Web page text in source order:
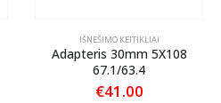
IŠNEŠIMO KEITIKLIAI
Adapteris 30mm 5X108
67.1/63.4
€41.00